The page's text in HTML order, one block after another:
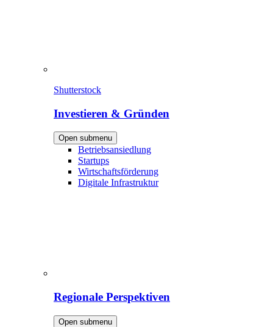
Shutterstock
Investieren & Gründen
Open submenu
Betriebsansiedlung
Startups
Wirtschaftsförderung
Digitale Infrastruktur
Regionale Perspektiven
Open submenu